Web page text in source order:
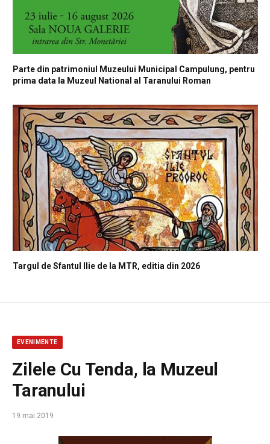
Parte din patrimoniul Muzeului Municipal Campulung, pentru
prima data la Muzeul National al Taranului Roman
Targul de Sfantul Ilie de la MTR, editia din 2026
EVENIMENTE
Zilele Cu Tenda, la Muzeul
Taranului
19 mai 2019